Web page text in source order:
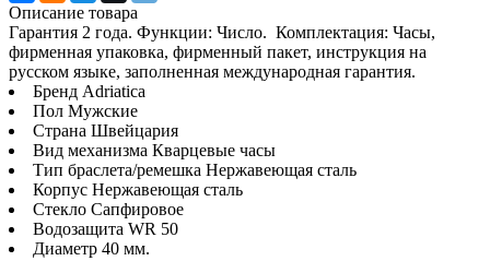
Описание товара
Гарантия 2 года. Функции: Число. Комплектация: Часы,
фирменная упаковка, фирменный пакет, инструкция на
русском языке, заполненная международная гарантия.
Бренд Adriatica
Пол Мужские
Страна Швейцария
Вид механизма Кварцевые часы
Тип браслета/ремешка Нержавеющая сталь
Корпус Нержавеющая сталь
Стекло Сапфировое
Водозащита WR 50
Диаметр 40 мм.